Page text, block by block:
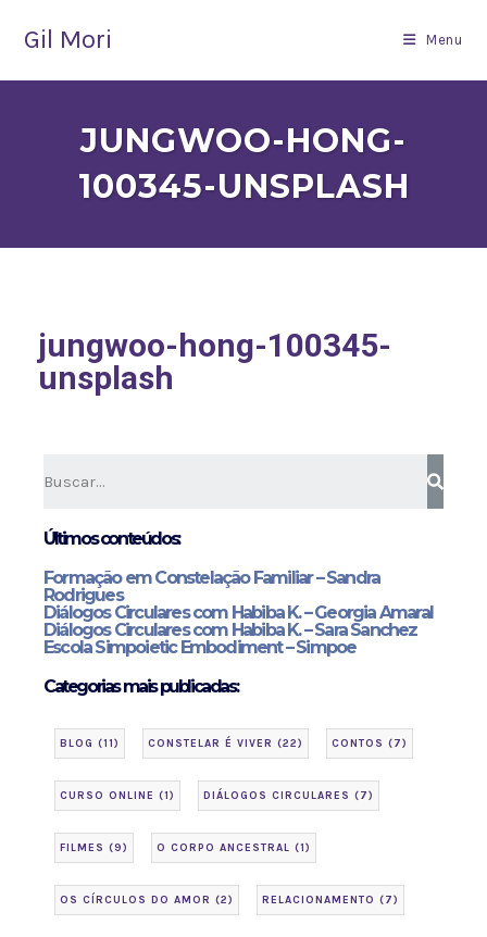
Gil Mori Menu
JUNGWOO-HONG-
100345-UNSPLASH
jungwoo-hong-100345-
unsplash
Últimos conteúdos:
Formação em Constelação Familiar – Sandra
Rodrigues
Diálogos Circulares com Habiba K. – Georgia Amaral
Diálogos Circulares com Habiba K. – Sara Sanchez
Escola Simpoietic Embodiment – Simpoe
Categorias mais publicadas:
BLOG (11) CONSTELAR É VIVER (22) CONTOS (7)
CURSO ONLINE (1) DIÁLOGOS CIRCULARES (7)
FILMES (9) O CORPO ANCESTRAL (1)
OS CÍRCULOS DO AMOR (2) RELACIONAMENTO (7)